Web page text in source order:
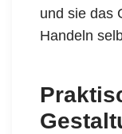
und sie das
Handeln